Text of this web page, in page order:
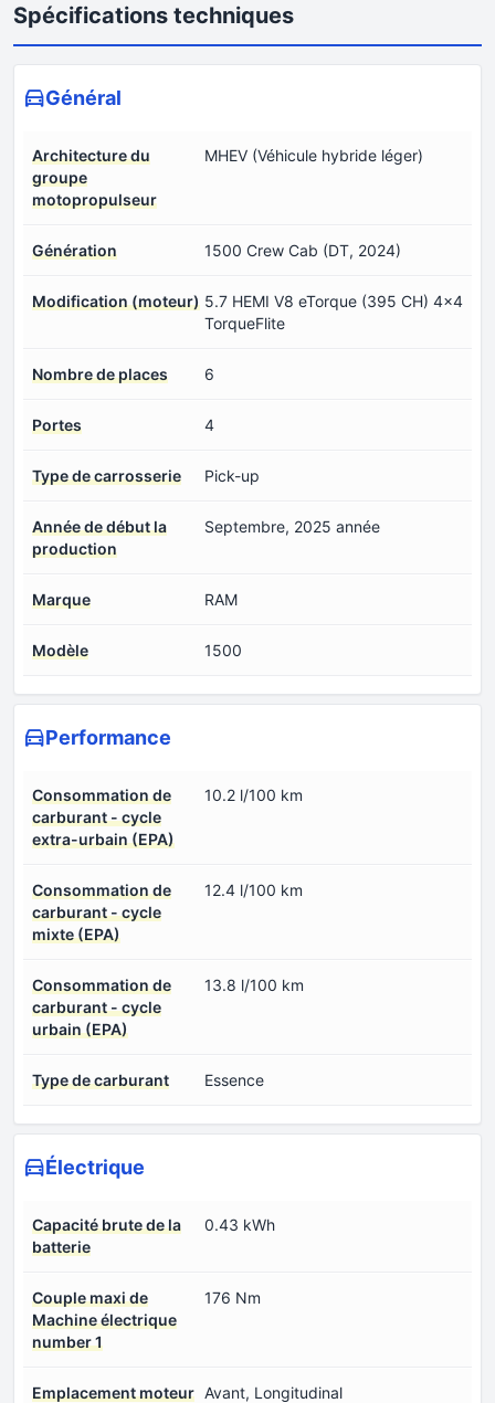
Spécifications techniques
Général
Architecture du
groupe
motopropulseur
MHEV (Véhicule hybride léger)
Génération 1500 Crew Cab (DT, 2024)
Modification (moteur) 5.7 HEMI V8 eTorque (395 CH) 4x4
TorqueFlite
Nombre de places 6
Portes 4
Type de carrosserie Pick-up
Année de début la
production
Septembre, 2025 année
Marque RAM
Modèle 1500
Performance
Consommation de
carburant - cycle
extra-urbain (EPA)
10.2 l/100 km
Consommation de
carburant - cycle
mixte (EPA)
12.4 l/100 km
Consommation de
carburant - cycle
urbain (EPA)
13.8 l/100 km
Type de carburant Essence
Électrique
Capacité brute de la
batterie
0.43 kWh
Couple maxi de
Machine électrique
number 1
176 Nm
Emplacement moteur Avant, Longitudinal